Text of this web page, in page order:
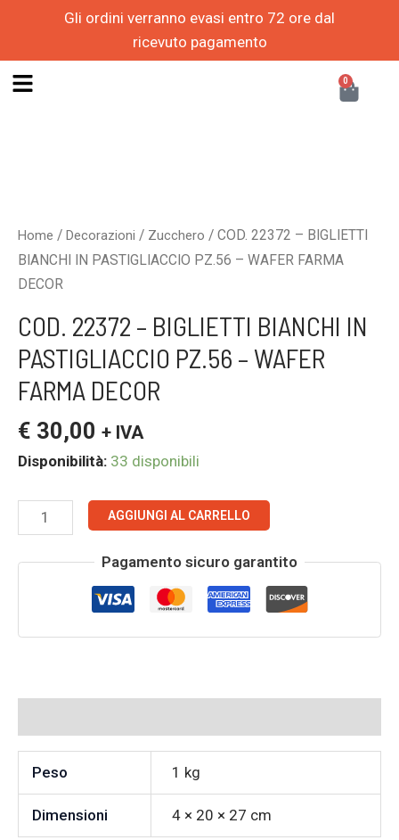
Gli ordini verranno evasi entro 72 ore dal
ricevuto pagamento
contenuto
0
Home / Decorazioni / Zucchero / COD. 22372 – BIGLIETTI
BIANCHI IN PASTIGLIACCIO PZ.56 – WAFER FARMA
DECOR
COD. 22372 – BIGLIETTI BIANCHI IN
PASTIGLIACCIO PZ.56 – WAFER
FARMA DECOR
€ 30,00 + IVA
Disponibilità: 33 disponibili
BIGLIETTI
BIANCHI
IN
PZ.56
-
WAFER
FARMA
DECOR
quantità
AGGIUNGI AL CARRELLO
Pagamento sicuro garantito
Peso 1 kg
Dimensioni 4 × 20 × 27 cm